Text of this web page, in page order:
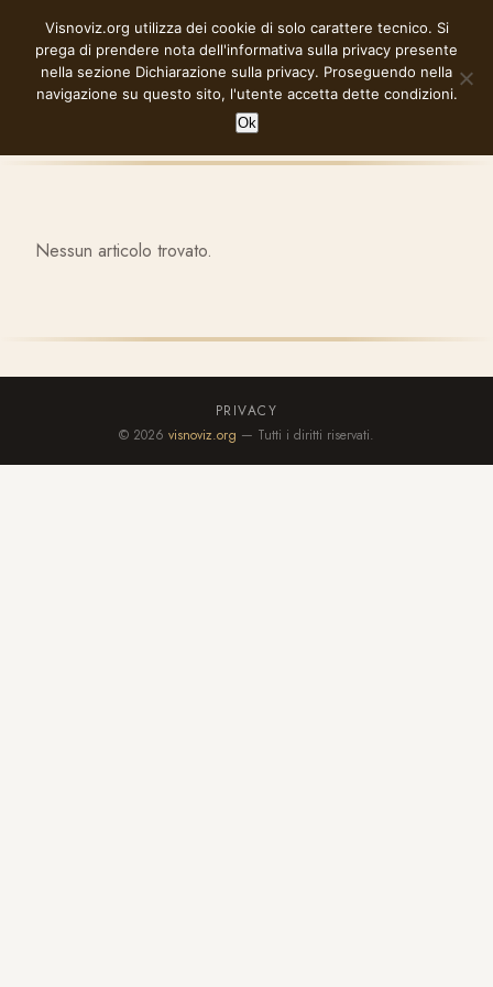
contenuto
VISNOVIZ.ORG
Nessun articolo trovato.
PRIVACY
© 2026 visnoviz.org — Tutti i diritti riservati.
Visnoviz.org utilizza dei cookie di solo carattere tecnico. Si
prega di prendere nota dell'informativa sulla privacy presente
nella sezione Dichiarazione sulla privacy. Proseguendo nella
navigazione su questo sito, l'utente accetta dette condizioni.
Ok